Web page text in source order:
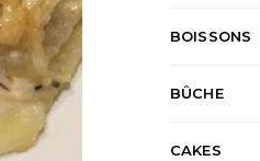
BOISSONS
BÛCHE
CAKES